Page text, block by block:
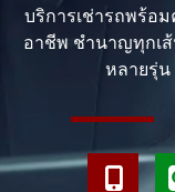
บริการเช่ารถพร้อ
อาชีพ ชำนาญทุกเส้
หลายรุ่น